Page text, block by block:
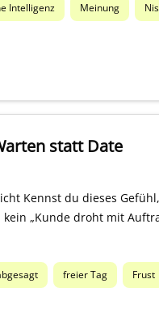
Intelligenz Meinung
statt Date
Kennst du dieses
„Kunde droht mit
freier Tag Frust